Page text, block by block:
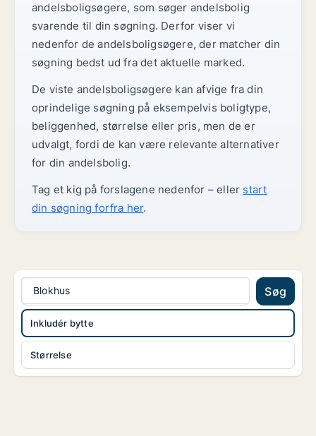
andelsboligsøgere, som søger andelsbolig
svarende til din søgning. Derfor viser vi
nedenfor de andelsboligsøgere, der matcher din
søgning bedst ud fra det aktuelle marked.
De viste andelsboligsøgere kan afvige fra din
oprindelige søgning på eksempelvis boligtype,
beliggenhed, størrelse eller pris, men de er
udvalgt, fordi de kan være relevante alternativer
for din andelsbolig.
Tag et kig på forslagene nedenfor – eller start
din søgning forfra her.
Blokhus Søg
Størrelse
Inkludér bytte